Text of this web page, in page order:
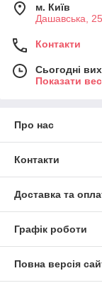
м. Київ
Дашавська,
Контакти
Сьогодні
Показати
Про нас
Контакти
Доставка та
Графік роботи
Повна версія